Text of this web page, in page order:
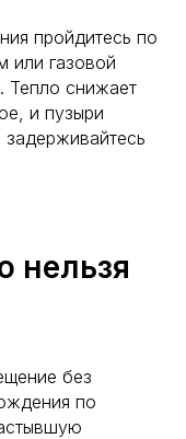
пройдитесь по
или газовой
Тепло снижает
и пузыри
нельзя
без
по